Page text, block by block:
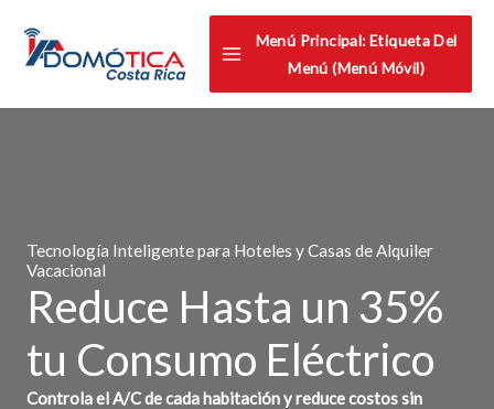
Menú Principal: Etiqueta Del
Menú (menú Móvil)
Tecnología Inteligente para Hoteles y Casas de Alquiler
Vacacional
Reduce Hasta un 35%
tu Consumo Eléctrico
Controla el A/C de cada habitación y reduce costos sin